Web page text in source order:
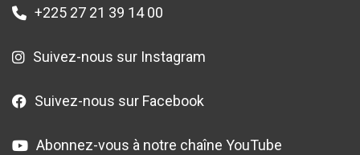
+225 27 21 39 14 00
Suivez-nous sur Instagram
Suivez-nous sur Facebook
Abonnez-vous à notre chaîne YouTube